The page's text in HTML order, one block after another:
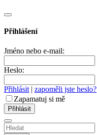
Přihlášení
Jméno nebo e-mail:
Heslo:
Přihlásit | zapoměli jste heslo?
Zapamatuj si mě